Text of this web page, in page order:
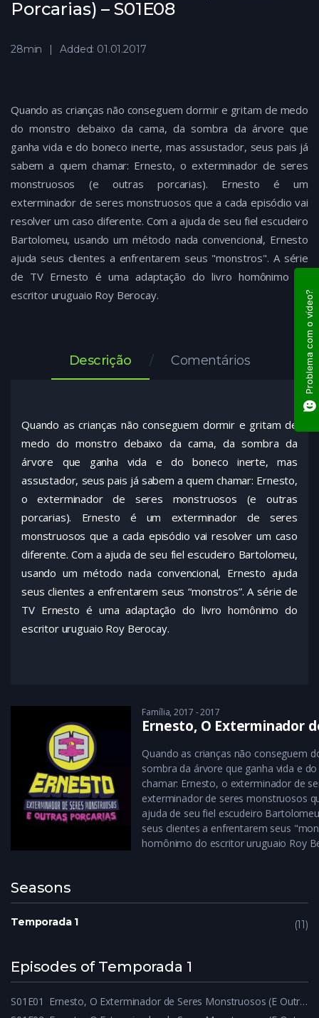
Porcarias) – S01E08
28min Added: 01.01.2017
Quando as crianças não conseguem dormir e gritam de medo
do monstro debaixo da cama, da sombra da árvore que
ganha vida e do boneco inerte, mas assustador, seus pais já
sabem a quem chamar: Ernesto, o exterminador de seres
monstruosos (e outras porcarias). Ernesto é um
exterminador de seres monstruosos que a cada episódio vai
resolver um caso diferente. Com a ajuda de seu fiel escudeiro
Bartolomeu, usando um método nada convencional, Ernesto
ajuda seus clientes a enfrentarem seus "monstros". A série
de TV Ernesto é uma adaptação do livro homônimo do
escritor uruguaio Roy Berocay.
Descrição Comentários
Quando as crianças não conseguem dormir e gritam de
medo do monstro debaixo da cama, da sombra da
árvore que ganha vida e do boneco inerte, mas
assustador, seus pais já sabem a quem chamar: Ernesto,
o exterminador de seres monstruosos (e outras
porcarias). Ernesto é um exterminador de seres
monstruosos que a cada episódio vai resolver um caso
diferente. Com a ajuda de seu fiel escudeiro Bartolomeu,
usando um método nada convencional, Ernesto ajuda
seus clientes a enfrentarem seus “monstros”. A série de
TV Ernesto é uma adaptação do livro homônimo do
escritor uruguaio Roy Berocay.
Família 2017 - 2017
Ernesto, O Exterminador
Quando as crianças não conseguem
sombra da árvore que ganha vida e
chamar: Ernesto, o exterminador de
exterminador de seres monstruosos
ajuda de seu fiel escudeiro
seus clientes a enfrentarem seus
homônimo do escritor uruguaio Roy
Seasons
Temporada 1 11
Episodes of Temporada 1
S01E01
Ernesto, O Exterminador de Seres Monstruosos (E Outras Porcarias) – S01E01
Problema com o vídeo?